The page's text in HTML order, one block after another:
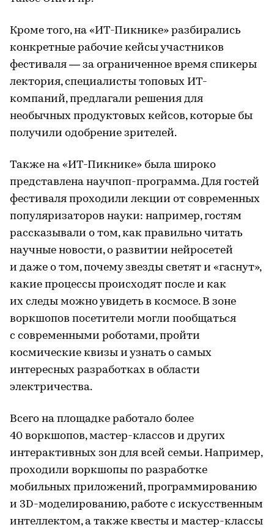
Кроме того, на «ИТ-Пикнике» разбирались
конкретные рабочие кейсы участников
фестиваля — за ограниченное время спикеры
лектория, специалисты топовых ИT-
компаний, предлагали решения для
необычных продуктовых кейсов, которые бы
получили одобрение зрителей.
Также на «ИТ-Пикнике» была широко
представлена научпоп-программа. Для гостей
фестиваля проходили лекции от современных
популяризаторов науки: например, гостям
рассказывали о том, как правильно читать
научные новости, о развитии нейросетей
и даже о том, почему звезды светят и «гаснут»,
какие процессы происходят после и как
их следы можно увидеть в космосе. В зоне
воркшопов посетители могли пообщаться
с современными роботами, пройти
космические квизы и узнать о самых
интересных разработках в области
электричества.
Всего на площадке работало более
40 воркшопов,мастер-классов и других
интерактивных зон для всей семьи. Например,
проходили воркшопы по разработке
мобильных приложений, программированию
и 3D-моделированию, работе с искусственным
интеллектом, а также квесты и мастер-классы